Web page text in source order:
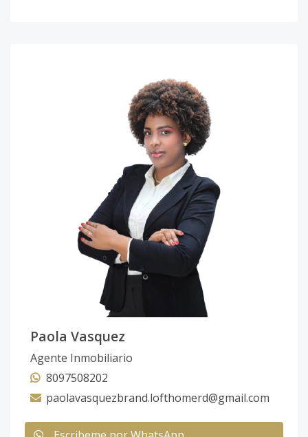
Paola Vasquez
Agente Inmobiliario
8097508202
paolavasquezbrand.lofthomerd@gmail.com